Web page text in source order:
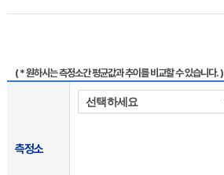
( * 원하시는 측정소간 평균값과 추이를 비교할 수 있습니다. )
측정소